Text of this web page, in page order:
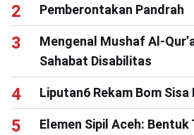
Pemberontakan Pandrah
Mengenal Mushaf Al-
Sahabat Disabilitas
Liputan6 Rekam Bom Sisa
Elemen Sipil Aceh: Bentuk